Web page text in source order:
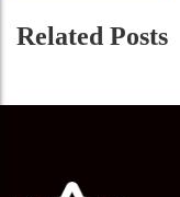
Related Posts